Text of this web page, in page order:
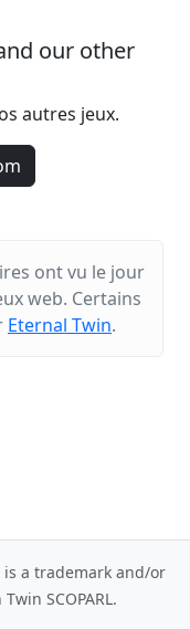
our other
autres jeux.
ont vu le jour
web. Certains
Eternal Twin.
is a trademark and/or
SCOPARL.